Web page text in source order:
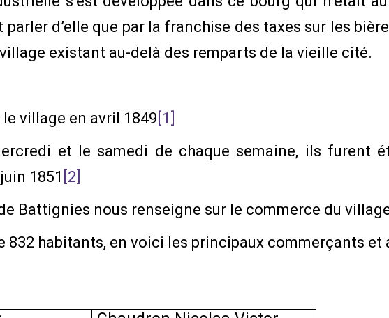
d’elle que par la franchise des taxes sur les
existant au-delà des remparts de la vieille cité.
village en avril 1849 [1]
et le samedi de chaque semaine, ils furent
1851 [2]
Battignies nous renseigne sur le commerce du
habitants, en voici les principaux commerçants et